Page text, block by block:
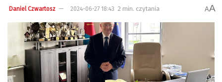
Daniel Czwartosz 2024-06-27 18:43 2 min. czytania AA